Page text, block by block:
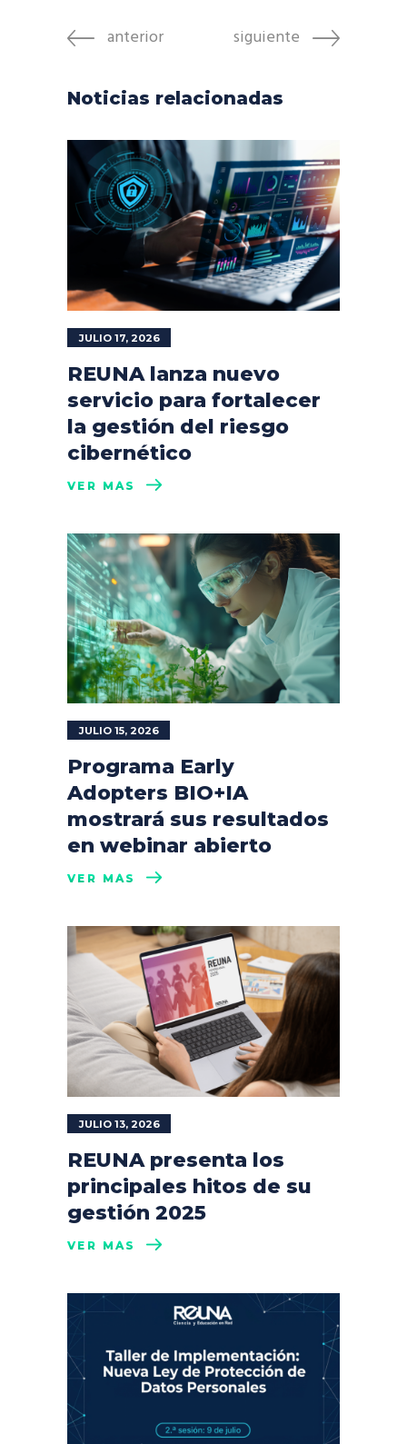
anterior siguiente
Noticias relacionadas
JULIO 17, 2026
REUNA lanza nuevo
servicio para fortalecer
la gestión del riesgo
cibernético
VER MÁS
JULIO 15, 2026
Programa Early
Adopters BIO+IA
mostrará sus resultados
en webinar abierto
VER MÁS
JULIO 13, 2026
REUNA presenta los
principales hitos de su
gestión 2025
VER MÁS